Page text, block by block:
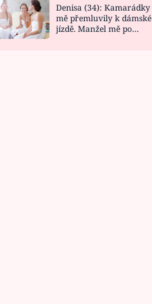
Denisa (34): Kamarádky
mě přemluvily k dámské
jízdě. Manžel mě po